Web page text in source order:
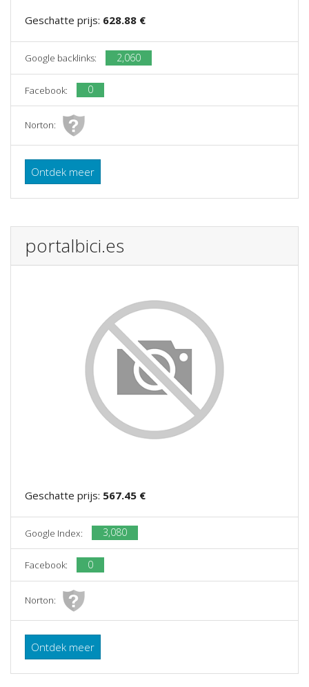
Geschatte prijs: 628.88 €
Google backlinks: 2,060
Facebook: 0
Norton:
Ontdek meer
portalbici.es
Geschatte prijs: 567.45 €
Google Index: 3,080
Facebook: 0
Norton:
Ontdek meer